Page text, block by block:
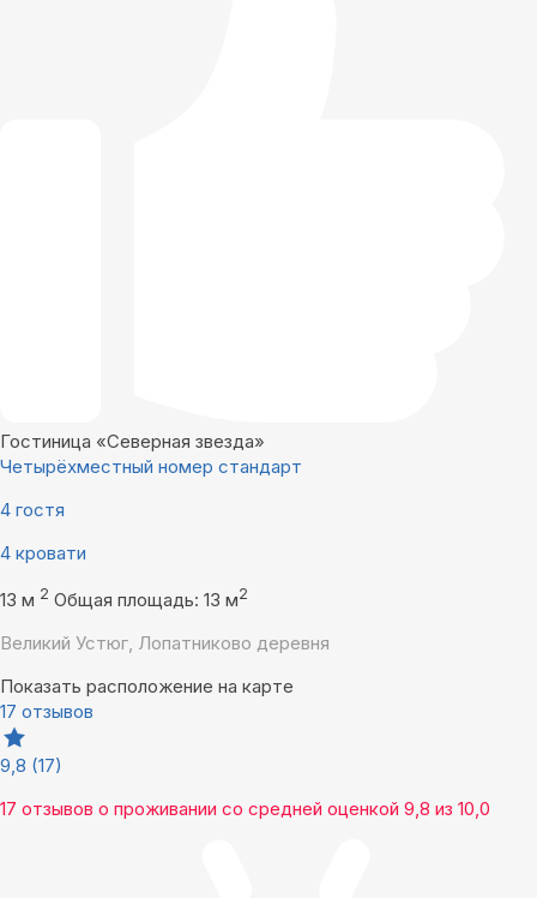
Гостиница «Северная звезда»
Четырёхместный номер стандарт
4 гостя
4 кровати
13 м 2 Общая площадь: 13 м2
Великий Устюг, Лопатниково деревня
Показать расположение на карте
17 отзывов
9,8 (17)
17 отзывов о проживании со средней оценкой 9,8 из 10,0